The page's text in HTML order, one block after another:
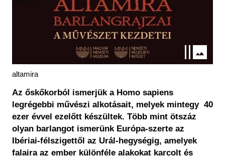
altamira
Az őskőkorból ismerjük a Homo sapiens
legrégebbi művészi alkotásait, melyek mintegy 40
ezer évvel ezelőtt készültek. Több mint ötszáz
olyan barlangot ismerünk Európa-szerte az
Ibériai-félszigettől az Urál-hegységig, amelyek
falaira az ember különféle alakokat karcolt és